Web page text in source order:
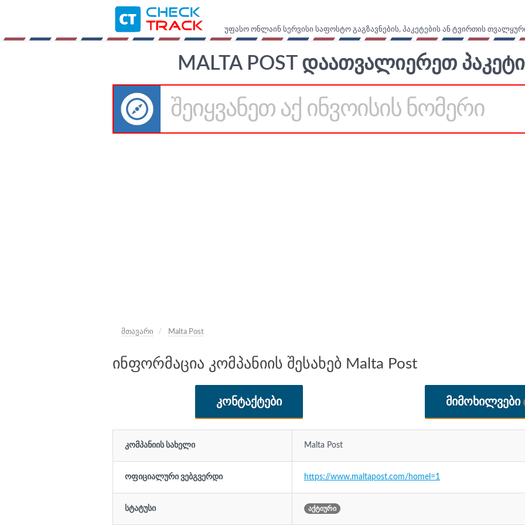
უფასო ონლაინ სერვისი საფოსტო გაგზავნების, პაკეტების ან ტვირთის
MALTA POST ᲓᲐᲐᲗᲕᲐᲚᲘᲔᲠᲔᲗ
მთავარი Malta Post
ინფორმაცია კომპანიის შესახებ Malta Post
ᲙᲝᲜᲢᲐᲥᲢᲔᲑᲘ ᲛᲘᲛᲝᲮᲘᲚᲕᲔᲑᲘ
კომპანიის სახელი Malta Post
ოფიციალური ვებგვერდი https://www.maltapost.com/homel=1
სტატუსი აქტიური